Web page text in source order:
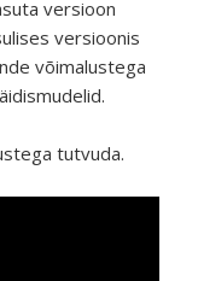
versioon
versioonis
võimalustega
tutvuda.